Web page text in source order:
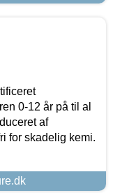
0-12 år på til al
af
for skadelig kemi.